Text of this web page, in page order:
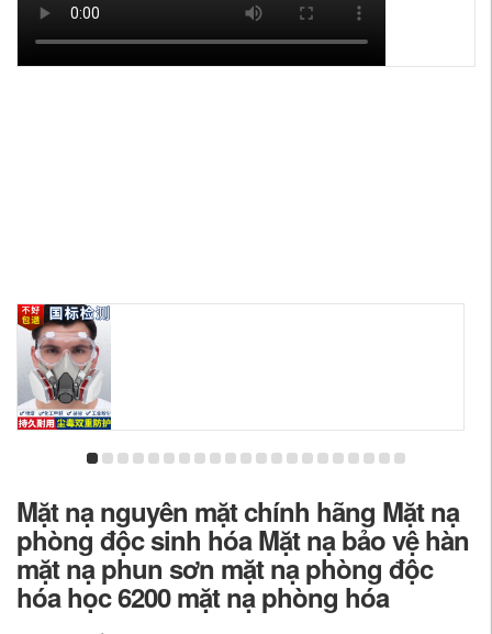
Mặt nạ nguyên mặt chính hãng Mặt nạ
phòng độc sinh hóa Mặt nạ bảo vệ hàn
mặt nạ phun sơn mặt nạ phòng độc
hóa học 6200 mặt nạ phòng hóa